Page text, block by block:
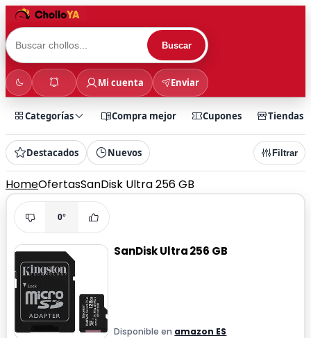
Buscar
Mi cuenta Enviar
Categorías Compra mejor Cupones Tiendas
Destacados Nuevos Filtrar
HomeOfertasSanDisk Ultra 256 GB
0°
SanDisk Ultra 256 GB
Disponible en amazon ES